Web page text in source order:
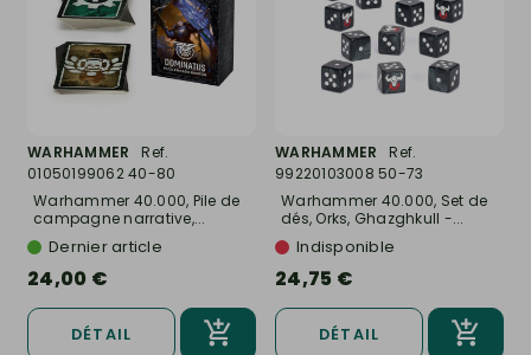
WARHAMMER
Ref.
01050199062 40-80
Warhammer 40.000, Pile de
campagne narrative,...
Dernier article
24,00 €
DÉTAIL
WARHAMMER
Ref.
99220103008 50-73
Warhammer 40.000, Set de
dés, Orks, Ghazghkull -...
Indisponible
24,75 €
DÉTAIL